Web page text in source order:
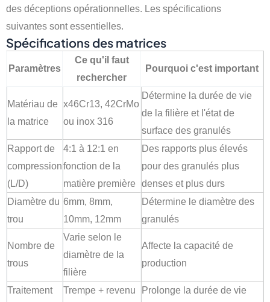
des déceptions opérationnelles. Les spécifications
suivantes sont essentielles.
Spécifications des matrices
Paramètres
Ce qu'il faut
rechercher
Pourquoi c'est important
Matériau de
la matrice
x46Cr13, 42CrMo
ou inox 316
Détermine la durée de vie
de la filière et l'état de
surface des granulés
Rapport de
compression
(L/D)
4:1 à 12:1 en
fonction de la
matière première
Des rapports plus élevés
pour des granulés plus
denses et plus durs
Diamètre du
trou
6mm, 8mm,
10mm, 12mm
Détermine le diamètre des
granulés
Nombre de
trous
Varie selon le
diamètre de la
filière
Affecte la capacité de
production
Traitement
Trempe + revenu
Prolonge la durée de vie